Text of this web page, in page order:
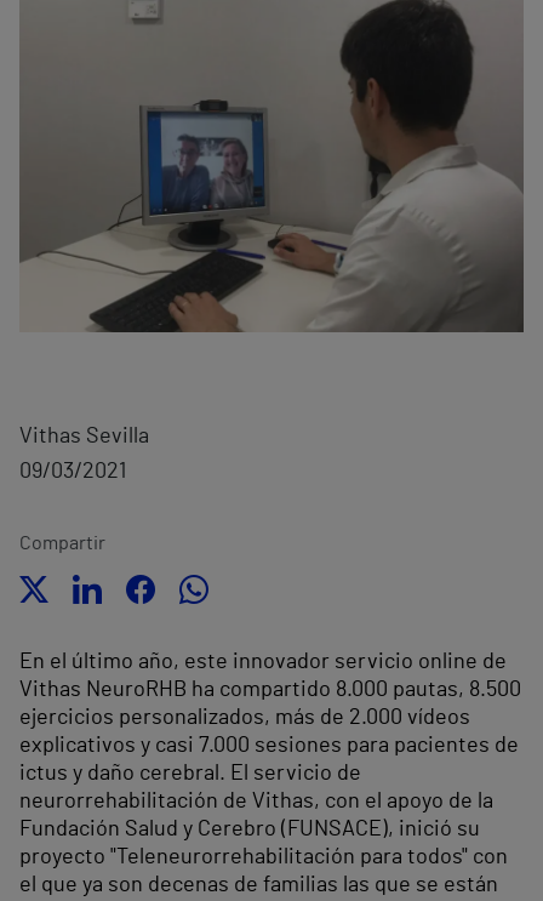
Vithas Sevilla
09/03/2021
Compartir
En el último año, este innovador servicio online de
Vithas NeuroRHB ha compartido 8.000 pautas, 8.500
ejercicios personalizados, más de 2.000 vídeos
explicativos y casi 7.000 sesiones para pacientes de
ictus y daño cerebral. El servicio de
neurorrehabilitación de Vithas, con el apoyo de la
Fundación Salud y Cerebro (FUNSACE), inició su
proyecto "Teleneurorrehabilitación para todos" con
el que ya son decenas de familias las que se están